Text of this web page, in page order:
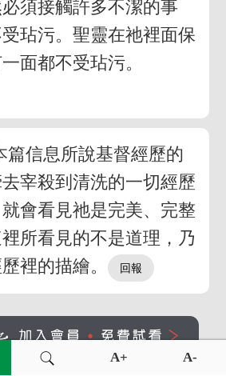
須接觸許多不潔的事
玷污。聖靈在祂裡面保
面都不受玷污。
篇信息所說基督經歷的
宰殺到清洗的一切經歷
會看見祂是完美、完整
所看見的不是道理，乃
裡的描繪。
A+ A-